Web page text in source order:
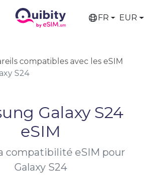
FR EUR
compatibles avec les eSIM
S24
Galaxy S24
eSIM
compatibilité eSIM pour
Galaxy S24